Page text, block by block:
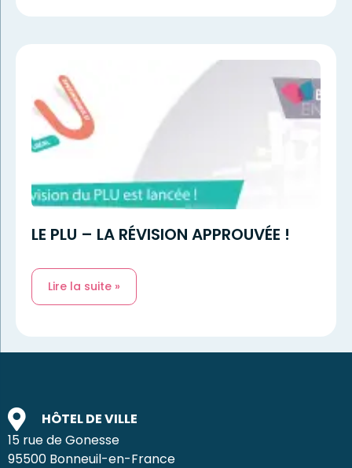
LE PLU – LA RÉVISION APPROUVÉE !
Lire la suite »
HÔTEL DE VILLE
15 rue de Gonesse
95500 Bonneuil-en-France